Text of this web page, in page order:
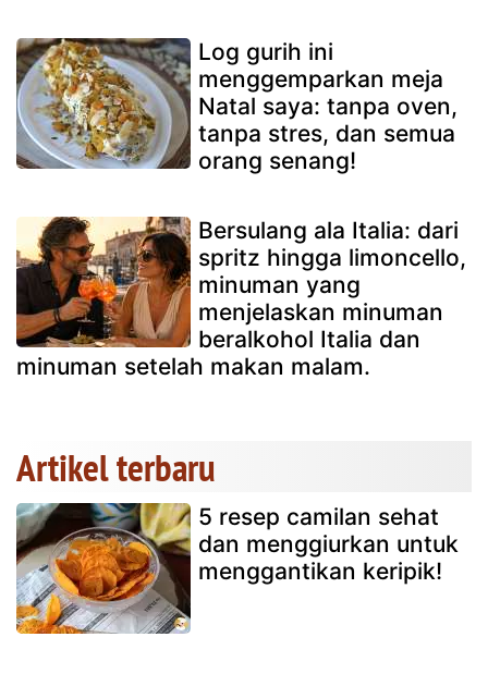
Log gurih ini
menggemparkan meja
Natal saya: tanpa oven,
tanpa stres, dan semua
orang senang!
Bersulang ala Italia: dari
spritz hingga limoncello,
minuman yang
menjelaskan minuman
beralkohol Italia dan
minuman setelah makan malam.
Artikel terbaru
5 resep camilan sehat
dan menggiurkan untuk
menggantikan keripik!